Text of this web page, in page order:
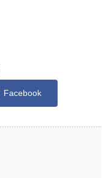
Facebook